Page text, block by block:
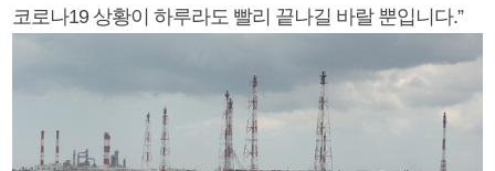
코로나19 상황이 하루라도 빨리 끝나길 바랄 뿐입니다.”